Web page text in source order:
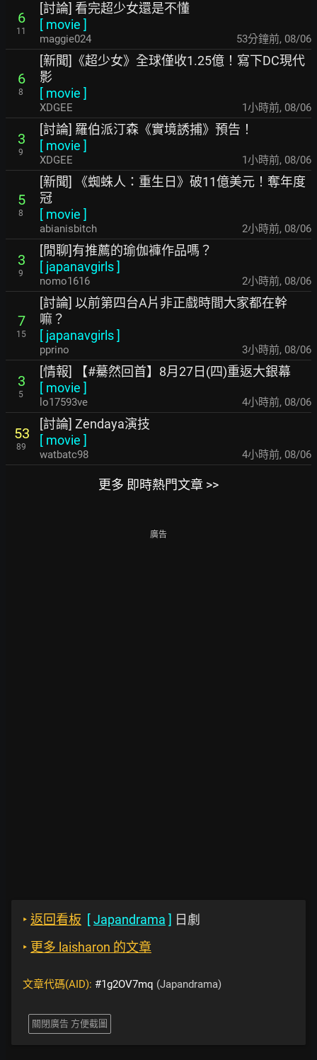
6
11
[討論] 看完超少女還是不懂
[ movie ]
maggie024 53分鐘前, 08/06
6
8
[新聞]《超少女》全球僅收1.25億！寫下DC現代
影
[ movie ]
XDGEE 1小時前, 08/06
3
9
[討論] 羅伯派汀森《實境誘捕》預告！
[ movie ]
XDGEE 1小時前, 08/06
5
8
[新聞] 《蜘蛛人：重生日》破11億美元！奪年度
冠
[ movie ]
abianisbitch 2小時前, 08/06
3
9
[閒聊]有推薦的瑜伽褲作品嗎？
[ japanavgirls]
nomo1616 2小時前, 08/06
7
15
[討論] 以前第四台A片非正戲時間大家都在幹
嘛？
[ japanavgirls]
pprino 3小時前, 08/06
3
5
[情報] 【#驀然回首】8月27日(四)重返大銀幕
[ movie ]
lo17593ve 4小時前, 08/06
53
89
[討論] Zendaya演技
[ movie ]
watbatc98 4小時前, 08/06
更多 即時熱門文章 >>
廣告
‣ 返回看板 [Japandrama ] 日劇
‣ 更多 laisharon 的文章
文章代碼(AID): #1g2OV7mq (Japandrama)
關閉廣告 方便截圖